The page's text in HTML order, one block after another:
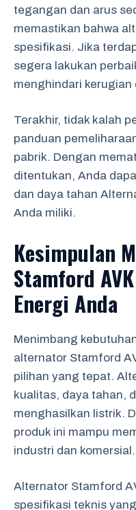
tegangan dan arus
memastikan bahwa
spesifikasi. Jika
segera lakukan
menghindari kerugian
Terakhir, tidak kalah
panduan
pabrik. Dengan
ditentukan, Anda
dan daya tahan
Anda miliki.
Kesimpulan
Stamford
Energi Anda
Menimbang
alternator Stamford
pilihan yang tepat.
kualitas, daya tahan,
menghasilkan listrik.
produk ini mampu
industri dan komersial.
Alternator Stamford
spesifikasi teknis